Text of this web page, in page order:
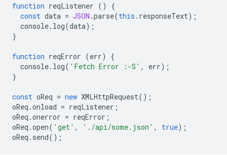
function reqListener ()
{
const data = JSON .parse(this . responseText);
console. log(data);
}
function reqError (err)
{
console. log( 'Fetch Error :-S' , err);
}
const oReq = new XMLHttpRequest();
oReq .onload = reqListener ;
oReq .onerror = reqError ;
oReq .open( 'get' , './api/some.json' , true);
oReq . send();